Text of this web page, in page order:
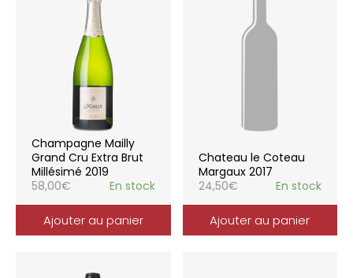
Champagne Mailly
Grand Cru Extra Brut
Millésimé 2019
58,00€ En stock
Ajouter au panier
Chateau le Coteau
Margaux 2017
24,50€ En stock
Ajouter au panier